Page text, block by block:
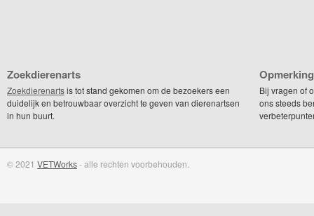
Zoekdierenarts
Zoekdierenartsis tot stand gekomen om de bezoekers een
duidelijk en betrouwbaar overzicht te geven van dierenartsen
in hun buurt.
Bij vragen of
ons steeds
© 2021 VETWorks- alle rechten voorbehouden.